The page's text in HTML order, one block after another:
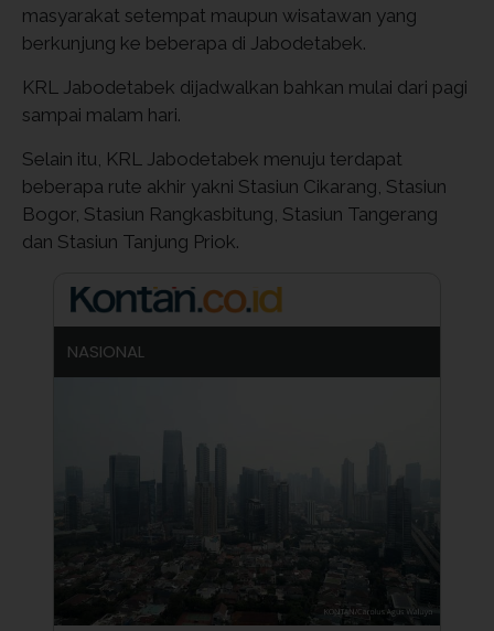
masyarakat setempat maupun wisatawan yang
berkunjung ke beberapa di Jabodetabek.
KRL Jabodetabek dijadwalkan bahkan mulai dari pagi
sampai malam hari.
Selain itu, KRL Jabodetabek menuju terdapat
beberapa rute akhir yakni Stasiun Cikarang, Stasiun
Bogor, Stasiun Rangkasbitung, Stasiun Tangerang
dan Stasiun Tanjung Priok.
NASIONAL